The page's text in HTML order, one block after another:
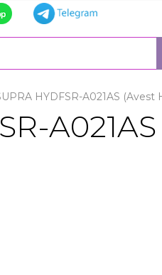
HYDFSR-A021AS (Avest